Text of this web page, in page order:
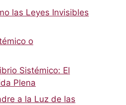
las Leyes Invisibles
o
Sistémico: El
Plena
a la Luz de las